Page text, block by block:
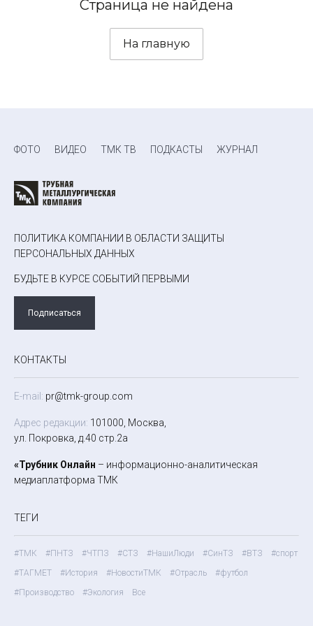
Страница не найдена
На главную
ФОТО ВИДЕО ТМК ТВ ПОДКАСТЫ ЖУРНАЛ
ПОЛИТИКА КОМПАНИИ В ОБЛАСТИ ЗАЩИТЫ
ПЕРСОНАЛЬНЫХ ДАННЫХ
БУДЬТЕ В КУРСЕ СОБЫТИЙ ПЕРВЫМИ
Подписаться
КОНТАКТЫ
E-mail: pr@tmk-group.com
Адрес редакции: 101000, Москва,
ул. Покровка, д.40 стр.2а
«Трубник Онлайн – информационно-аналитическая
медиаплатформа ТМК
ТЕГИ
#ТМК #ПНТЗ #ЧТПЗ #СТЗ #НашиЛюди #СинТЗ #ВТЗ
#спорт
#ТАГМЕТ
#История #НовостиТМК #Отрасль
#футбол
#Производство
#Экология Все